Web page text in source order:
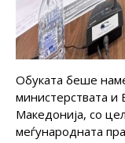
Обуката беше
министерствата и
Македонија, со
меѓународната